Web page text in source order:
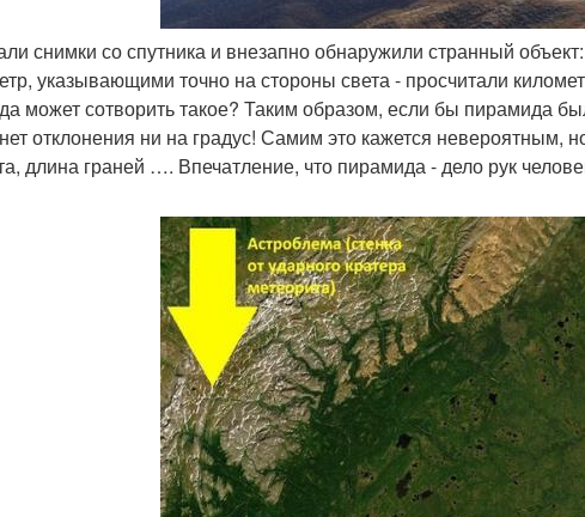
снимки со спутника и внезапно обнаружили странный
указывающими точно на стороны света - просчитали
может сотворить такое? Таким образом, если бы пирамида
отклонения ни на градус! Самим это кажется невероятным,
длина граней …. Впечатление, что пирамида - дело рук